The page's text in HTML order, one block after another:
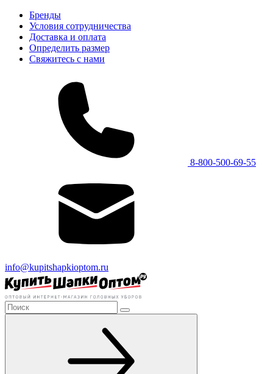
Бренды
Условия сотрудничества
Доставка и оплата
Определить размер
Свяжитесь с нами
8-800-500-69-55
info@kupitshapkioptom.ru